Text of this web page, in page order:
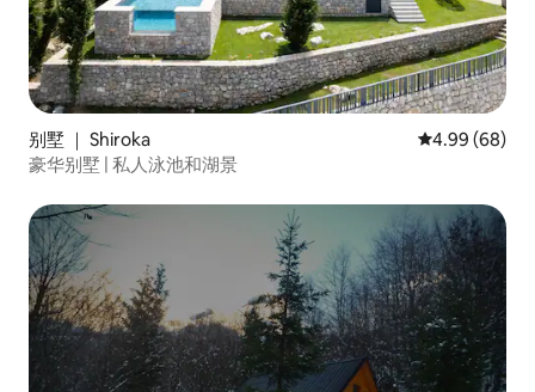
别墅 ｜ Shiroka 平均评分 4.99
4.99 (68)
豪华别墅 | 私人泳池和湖景